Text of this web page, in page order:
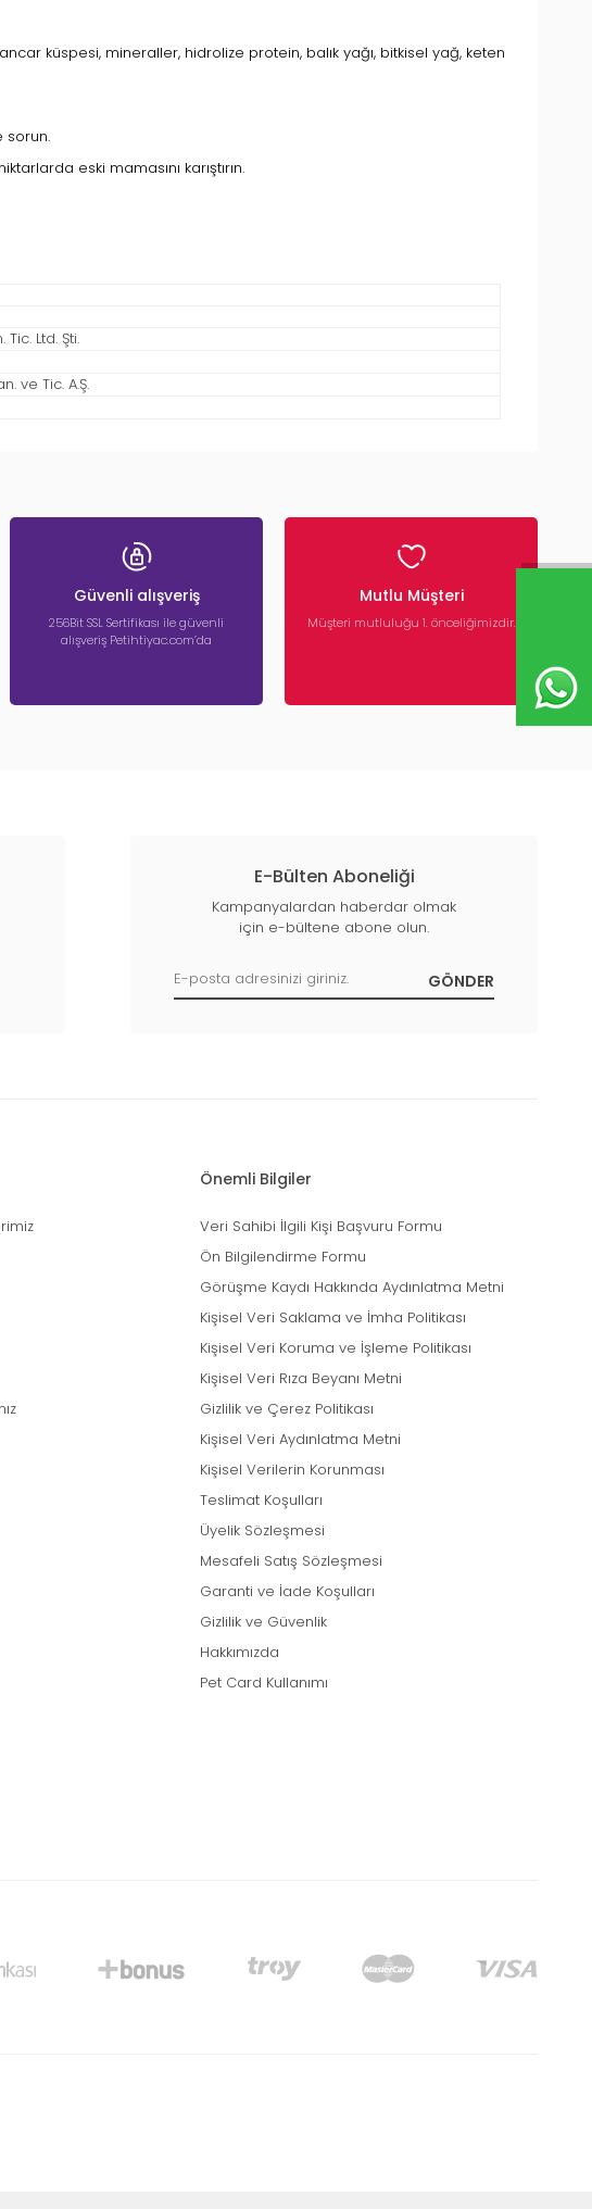
küspesi, mineraller, hidrolize protein, balık yağı, bitkisel yağ, keten
sorun.
eski mamasını karıştırın.
Ltd. Şti.
ve Tic. A.Ş.
Güvenli alışveriş
256Bit SSL Sertifikası ile güvenli
alışveriş Petihtiyac.com’da
Mutlu Müşteri
Müşteri mutluluğu 1. önceliğimizdir.
E-Bülten Aboneliği
Kampanyalardan haberdar olmak
için e-bültene abone olun.
Önemli Bilgiler
Veri Sahibi İlgili Kişi Başvuru Formu
Ön Bilgilendirme Formu
Görüşme Kaydı Hakkında Aydınlatma Metni
Kişisel Veri Saklama ve İmha Politikası
Kişisel Veri Koruma ve İşleme Politikası
Kişisel Veri Rıza Beyanı Metni
Gizlilik ve Çerez Politikası
Kişisel Veri Aydınlatma Metni
Kişisel Verilerin Korunması
Teslimat Koşulları
Üyelik Sözleşmesi
Mesafeli Satış Sözleşmesi
Garanti ve İade Koşulları
Gizlilik ve Güvenlik
Hakkımızda
Pet Card Kullanımı